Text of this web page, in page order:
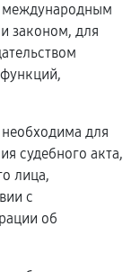
международным
законом, для
для
судебного акта,
лица,
с
об